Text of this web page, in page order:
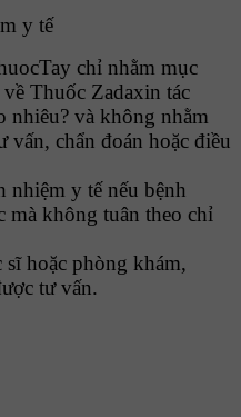
y tế
chỉ nhằm mục
Thuốc Zadaxin tác
nhiêu? và không nhằm
vấn, chẩn đoán hoặc điều
nhiệm y tế nếu bệnh
mà không tuân theo chỉ
hoặc phòng khám,
tư vấn.